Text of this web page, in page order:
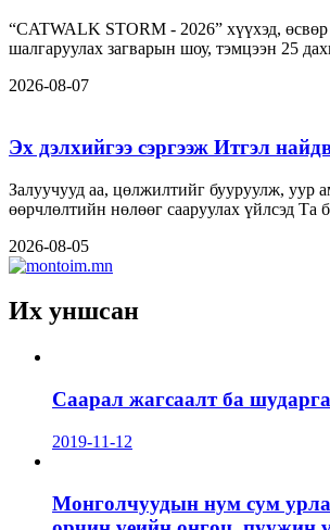
“CATWALK STORM - 2026” хүүхэд,
шалгаруулах загварын шоу, тэмцээн 25
2026-08-07
Эх дэлхийгээ сэргээж Итгэл
Залуучууд аа, цөлжилтийг бууруулж, уур
өөрчлөлтийн нөлөөг сааруулах үйлсэд Та
2026-08-05
Их уншсан
Саарал жагсаалт ба
2019-11-12
Монголчуудын нум сум